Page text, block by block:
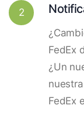
2
FedEx
¿Un
FedEx